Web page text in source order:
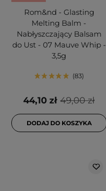
Rom&nd - Glasting
Melting Balm -
Nabłyszczający Balsam
do Ust - 07 Mauve Whip -
3,5g
83
49,00 zł
44,10 zł
DODAJ DO KOSZYKA